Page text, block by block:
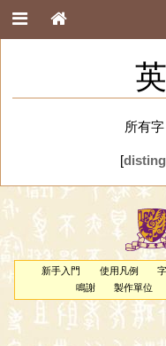
所有字
[
新手入門 使用凡例
鳴謝
製作單位